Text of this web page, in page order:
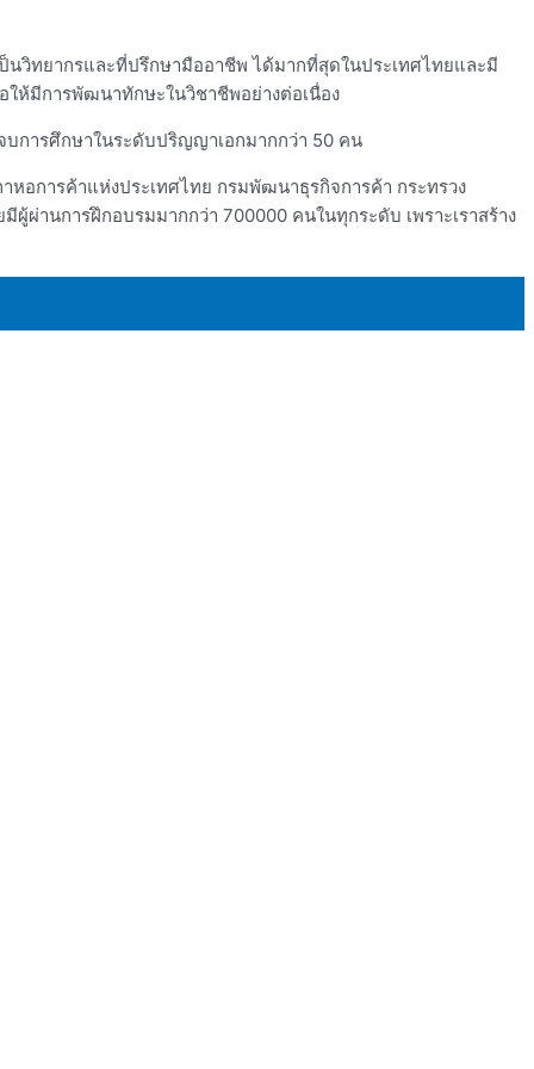
วิทยากรและที่ปรึกษามืออาชีพ ได้มากที่สุดในประเทศไทยและมี
ให้มีการพัฒนาทักษะในวิชาชีพอย่างต่อเนื่อง
การศึกษาในระดับปริญญาเอกมากกว่า 50 คน
หอการค้าแห่งประเทศไทย กรมพัฒนาธุรกิจการค้า กระทรวง
ผ่านการฝึกอบรมมากกว่า 700000 คนในทุกระดับ เพราะเราสร้าง